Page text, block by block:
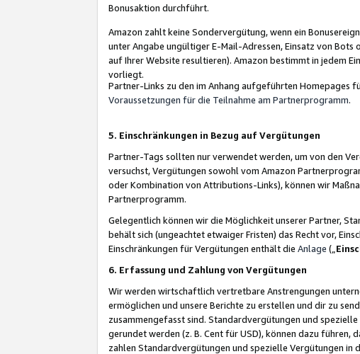
Bonusaktion durchführt.
Amazon zahlt keine Sondervergütung, wenn ein
unter Angabe ungültiger E-Mail-Adressen, Einsatz von
auf Ihrer Website resultieren). Amazon bestimmt in jedem
vorliegt.
Partner-Links zu den im Anhang aufgeführten Homepages
Voraussetzungen für die Teilnahme am Partnerprogramm.
5. Einschränkungen in Bezug auf Vergütungen
Partner-Tags sollten nur verwendet werden, um von den
versuchst, Vergütungen sowohl vom Amazon
oder Kombination von Attributions-Links), können wir
Partnerprogramm.
Gelegentlich können wir die Möglichkeit unserer Partner,
behält sich (ungeachtet etwaiger Fristen) das Recht vor,
Einschränkungen für Vergütungen enthält die Anlage („
6. Erfassung und Zahlung von Vergütungen
Wir werden wirtschaftlich vertretbare Anstrengungen
ermöglichen und unsere Berichte zu erstellen und dir zu
zusammengefasst sind. Standardvergütungen und
gerundet werden (z. B. Cent für USD), können dazu
zahlen Standardvergütungen und spezielle Vergütungen in